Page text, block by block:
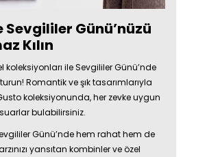
Sevgililer Günü’nüzü
Kılın
koleksiyonları ile Sevgililer Günü’nde
Romantik ve şık tasarımlarıyla
koleksiyonunda, her zevke uygun
bulabilirsiniz.
Günü’nde hem rahat hem de
yansıtan kombinler ve özel